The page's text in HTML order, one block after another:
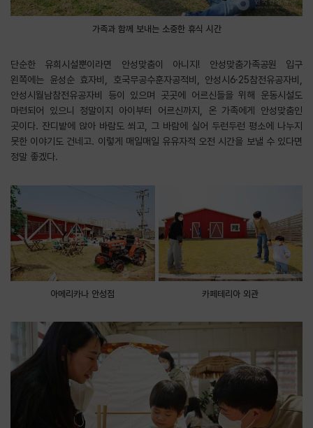
가족과 함께 보내는 소중한 휴식 시간
단순한 유희시설뿐이라면 안성맞춤이 아니지! 안성맞춤가족공원 입구
왼쪽에는 윤성순 효자비, 호국무공수훈자공적비, 안성시6·25참전유공자비,
안성시월남참전유공자비 등이 있으며 곳곳에 어르신들을 위해 운동시설도
마련되어 있으니 정말이지 아이부터 어르신까지, 온 가족에게 안성맞춤인
곳이다. 잔디밭에 앉아 바람도 쐬고, 그 바람에 실어 두런두런 평소에 나누지
못한 이야기도 건네고. 이렇게 매일매일 유유자적 오전 시간을 보낼 수 있다면
정말 좋겠다.
아메리카나 안성점 카페테리아 외관